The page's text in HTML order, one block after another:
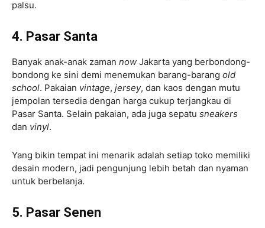
palsu.
4. Pasar Santa
Banyak anak-anak zaman now Jakarta yang berbondong-
bondong ke sini demi menemukan barang-barang old
school. Pakaian vintage, jersey, dan kaos dengan mutu
jempolan tersedia dengan harga cukup terjangkau di
Pasar Santa. Selain pakaian, ada juga sepatu sneakers
dan vinyl.
Yang bikin tempat ini menarik adalah setiap toko memiliki
desain modern, jadi pengunjung lebih betah dan nyaman
untuk berbelanja.
5. Pasar Senen